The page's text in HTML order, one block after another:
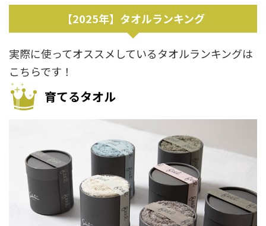
【2025年】タオルランキング
実際に使ってオススメしているタオルランキングは
こちらです！
育てるタオル